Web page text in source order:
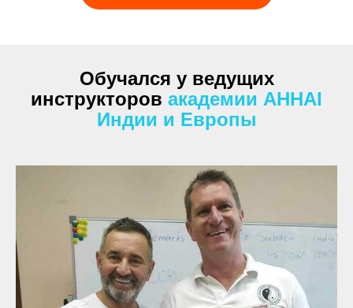
Обучался у ведущих
инструкторов академии AHHAI
Индии и Европы